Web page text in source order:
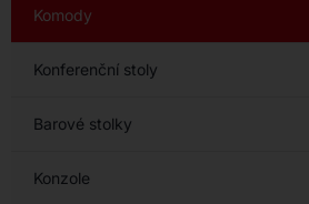
Komody
Konferenční stoly
Barové stolky
Konzole